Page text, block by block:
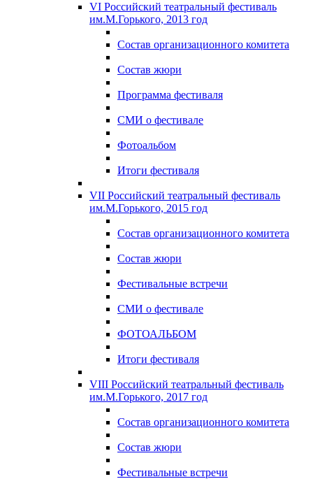
VI Российский театральный фестиваль
им.М.Горького, 2013 год
Состав организационного комитета
Состав жюри
Программа фестиваля
СМИ о фестивале
Фотоальбом
Итоги фестиваля
VII Российский театральный фестиваль
им.М.Горького, 2015 год
Состав организационного комитета
Состав жюри
Фестивальные встречи
СМИ о фестивале
ФОТОАЛЬБОМ
Итоги фестиваля
VIII Российский театральный фестиваль
им.М.Горького, 2017 год
Состав организационного комитета
Состав жюри
Фестивальные встречи